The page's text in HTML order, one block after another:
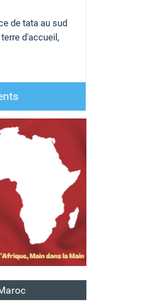
de tata au sud
d'accueil,